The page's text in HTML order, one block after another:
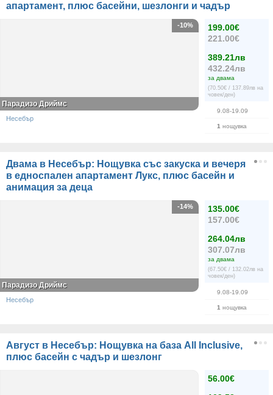
апартамент, плюс басейни, шезлонги и чадър
199.00€
221.00€
389.21лв
432.24лв
за двама
(70.50€ / 137.89лв на
човек/ден)
9.08-19.09
1 нощувка
-10%
Парадизо Дриймс
Несебър
Двама в Несебър: Нощувка със закуска и вечеря
в едноспален апартамент Лукс, плюс басейн и
анимация за деца
135.00€
157.00€
264.04лв
307.07лв
за двама
(67.50€ / 132.02лв на
човек/ден)
9.08-19.09
1 нощувка
-14%
Парадизо Дриймс
Несебър
Август в Несебър: Нощувка на база All Inclusive,
плюс басейн с чадър и шезлонг
56.00€